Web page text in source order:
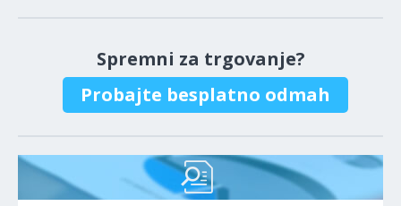
Spremni za trgovanje?
Probajte besplatno odmah